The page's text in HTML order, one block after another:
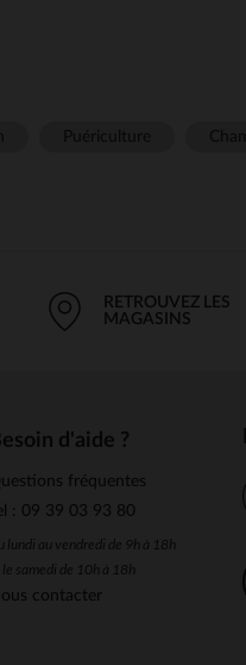
RETROUVEZ LES
MAGASINS
d'aide ?
fréquentes
: 09 39 03 93 80
lundi au vendredi de 9h à 18h
le samedi de 10h à 18h
contacter